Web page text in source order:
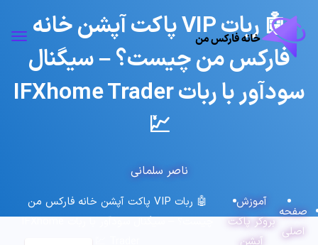
🤖 ربات VIP پاکت آپشن خانه
فارکس من چیست؟ – سیگنال
سودآور با ربات IFXhome Trader
💹
ناصر سلمانی
صفحه
اصلی
آموزش
بروکر پاکت
🤖 ربات VIP پاکت آپشن خانه فارکس من
چیست؟ – سیگنال سودآور با ربات IFXhome